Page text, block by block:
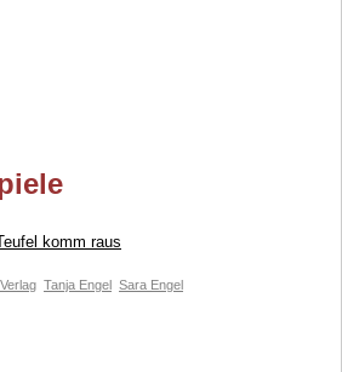
komm raus
Tanja Engel Sara Engel